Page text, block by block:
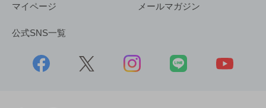
マイページ メールマガジン
公式SNS一覧